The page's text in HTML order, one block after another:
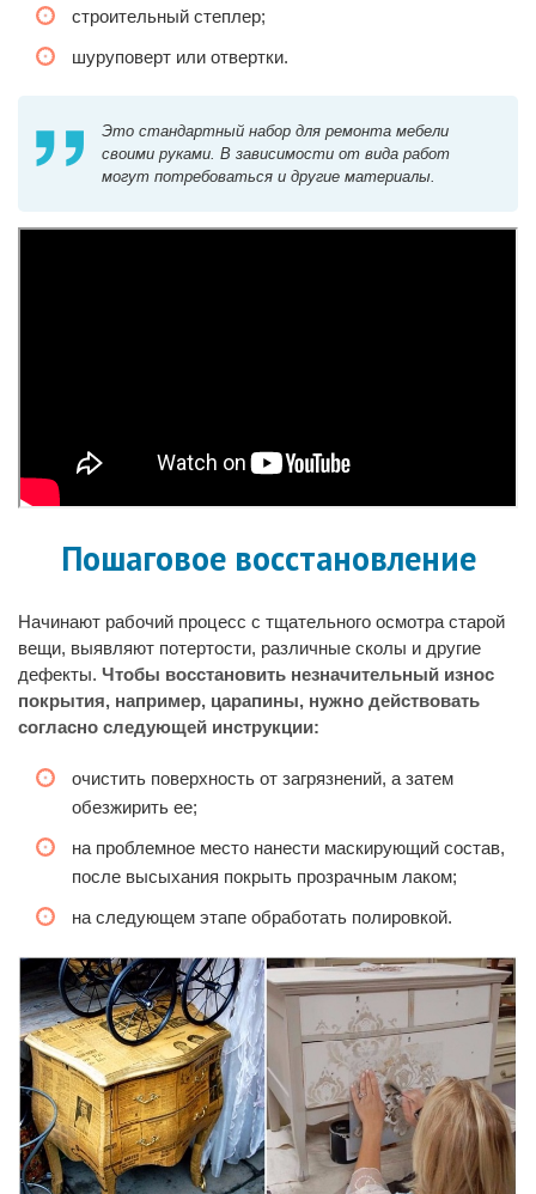
строительный степлер;
шуруповерт или отвертки.
Это стандартный набор для ремонта мебели
своими руками. В зависимости от вида работ
могут потребоваться и другие материалы.
Пошаговое восстановление
Начинают рабочий процесс с тщательного осмотра старой
вещи, выявляют потертости, различные сколы и другие
дефекты. Чтобы восстановить незначительный износ
покрытия, например, царапины, нужно действовать
согласно следующей инструкции:
очистить поверхность от загрязнений, а затем
обезжирить ее;
на проблемное место нанести маскирующий состав,
после высыхания покрыть прозрачным лаком;
на следующем этапе обработать полировкой.